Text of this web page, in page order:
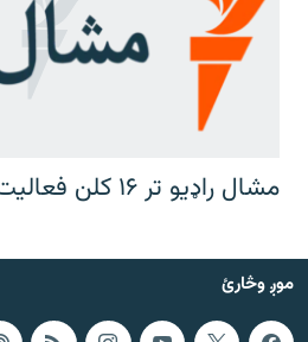
مشال راډیو تر ۱۶ کلن فعالیت وروسته وتړل شوه
موږ وڅارئ